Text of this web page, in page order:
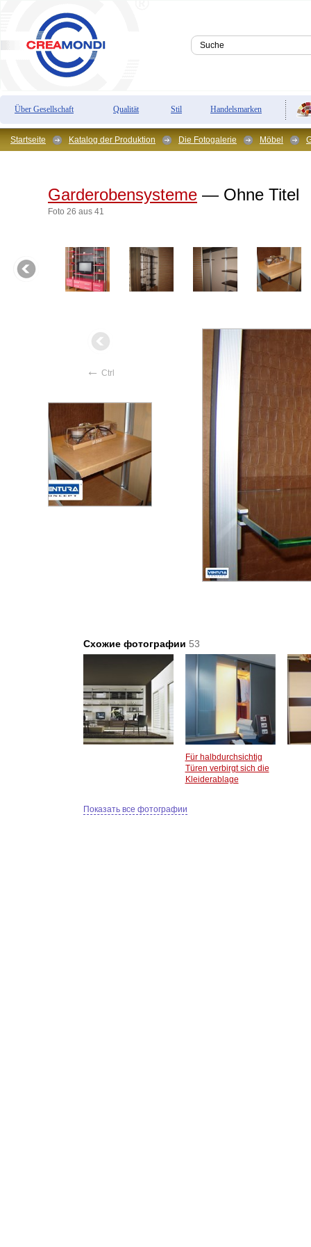
Über Gesellschaft Qualität Stil Handelsmarken
Startseite Katalog der Produktion Die Fotogalerie Möbel
Garderobensysteme — Ohne Titel
Foto 26 aus 41
← Ctrl
Схожие фотографии 53
Für halbdurchsichtig
Türen verbirgt sich die
Kleiderablage
Показать все фотографии